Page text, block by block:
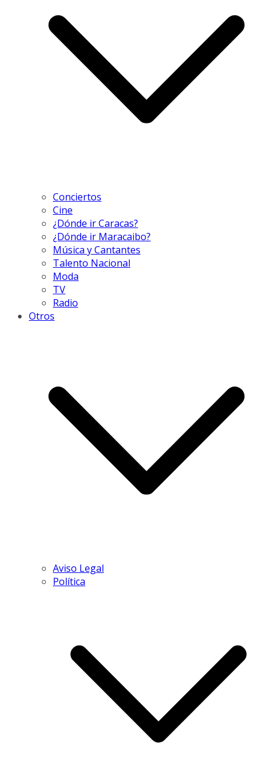
Conciertos
Cine
¿Dónde ir Caracas?
¿Dónde ir Maracaibo?
Música y Cantantes
Talento Nacional
Moda
TV
Radio
Otros
Aviso Legal
Política